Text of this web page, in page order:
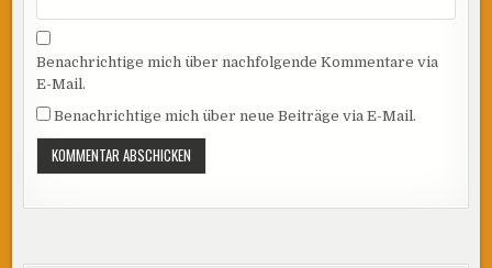
Benachrichtige mich über nachfolgende Kommentare via
E-Mail.
Benachrichtige mich über neue Beiträge via E-Mail.